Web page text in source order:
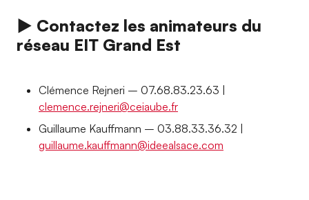
► Contactez les animateurs du
réseau EIT Grand Est
Clémence Rejneri – 07.68.83.23.63 |
clemence.rejneri@ceiaube.fr
Guillaume Kauffmann – 03.88.33.36.32 |
guillaume.kauffmann@ideealsace.com